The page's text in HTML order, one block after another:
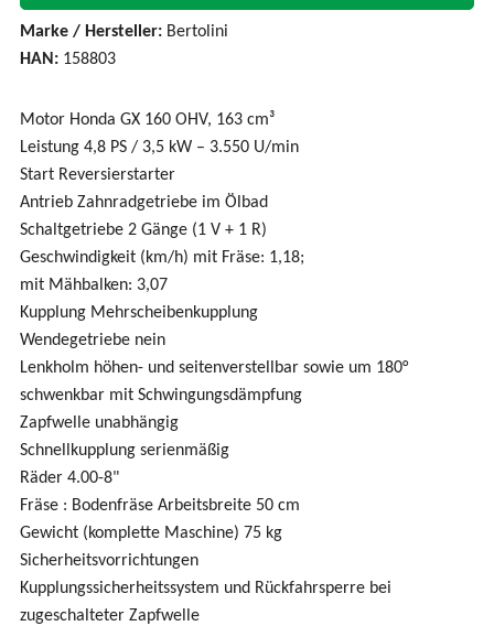
Marke / Hersteller: Bertolini
HAN: 158803
Motor Honda GX 160 OHV, 163 cm³
Leistung 4,8 PS / 3,5 kW – 3.550 U/min
Start Reversierstarter
Antrieb Zahnradgetriebe im Ölbad
Schaltgetriebe 2 Gänge (1 V + 1 R)
Geschwindigkeit (km/h) mit Fräse: 1,18;
mit Mähbalken: 3,07
Kupplung Mehrscheibenkupplung
Wendegetriebe nein
Lenkholm höhen- und seitenverstellbar sowie um 180°
schwenkbar mit Schwingungsdämpfung
Zapfwelle unabhängig
Schnellkupplung serienmäßig
Räder 4.00-8"
Fräse : Bodenfräse Arbeitsbreite 50 cm
Gewicht (komplette Maschine) 75 kg
Sicherheitsvorrichtungen
Kupplungssicherheitssystem und Rückfahrsperre bei
zugeschalteter Zapfwelle